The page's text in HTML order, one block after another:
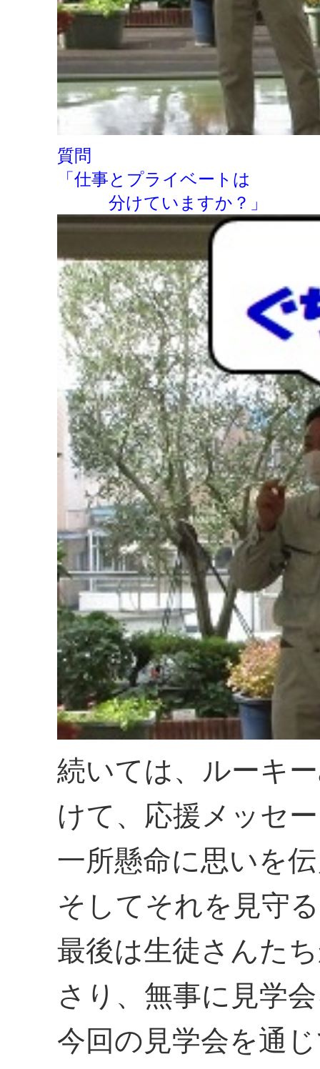
質問
「仕事とプライベートは
分けていますか？」
続いては、ルーキ
けて、応援メッセ
一所懸命に思いを
そしてそれを見守
最後は生徒さんた
さり、無事に見学
今回の見学会を通